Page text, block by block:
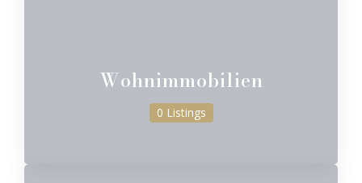
Wohnimmobilien
0 Listings